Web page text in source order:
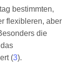
bestimmten,
flexibleren, aber
die
(3).